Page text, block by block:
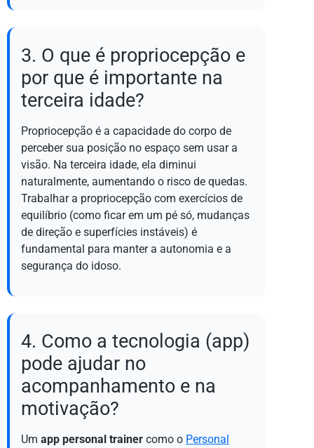
3. O que é propriocepção e
por que é importante na
terceira idade?
Propriocepção é a capacidade do corpo de
perceber sua posição no espaço sem usar a
visão. Na terceira idade, ela diminui
naturalmente, aumentando o risco de quedas.
Trabalhar a propriocepção com exercícios de
equilíbrio (como ficar em um pé só, mudanças
de direção e superfícies instáveis) é
fundamental para manter a autonomia e a
segurança do idoso.
4. Como a tecnologia (app)
pode ajudar no
acompanhamento e na
motivação?
Um app personal trainer como o Personal